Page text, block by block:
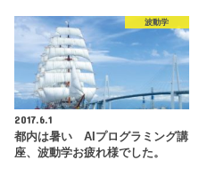
波動学
2017.6.1
都内は暑い AIプログラミング講
座、波動学お疲れ様でした。